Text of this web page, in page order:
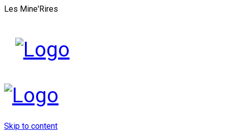
Les Mine'Rires
Skip to content